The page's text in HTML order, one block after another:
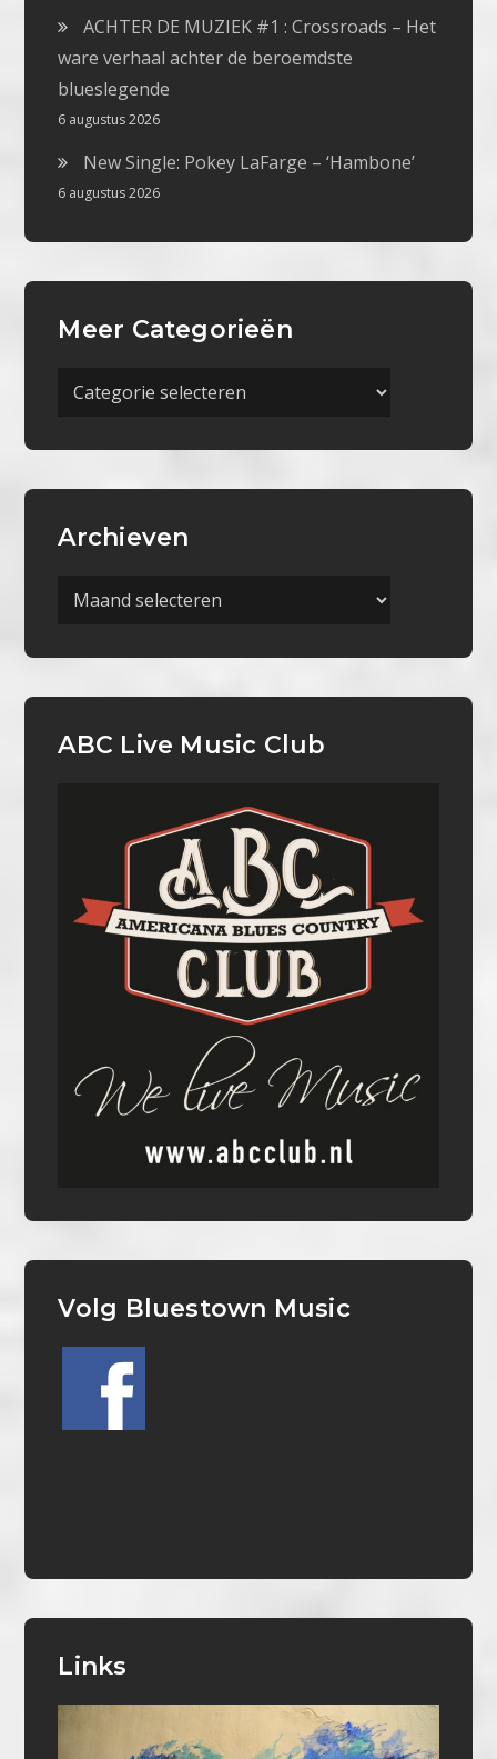
ACHTER DE MUZIEK #1 : Crossroads – Het
ware verhaal achter de beroemdste
blueslegende
6 augustus 2026
New Single: Pokey LaFarge – ‘Hambone’
6 augustus 2026
Meer Categorieën
Meer
Archieven
Archieven
ABC Live Music Club
Volg Bluestown Music
Links